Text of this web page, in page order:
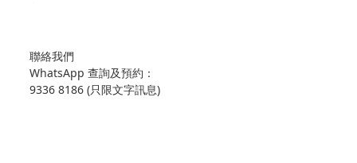
聯絡我們
WhatsApp 查詢及預約：
9336 8186 (只限文字訊息)